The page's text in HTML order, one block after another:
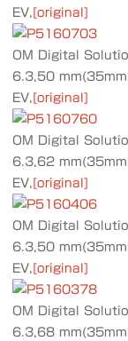
EV,[original]
OM Digital
6.3,50
EV,[original]
OM Digital
6.3,62
EV,[original]
OM Digital
6.3,50
EV,[original]
OM Digital
6.3,68